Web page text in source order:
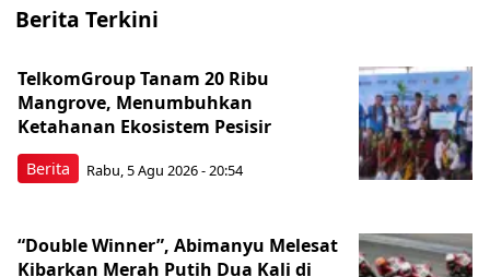
Berita Terkini
Berita
TelkomGroup Tanam 20 Ribu
Mangrove, Menumbuhkan
Ketahanan Ekosistem Pesisir
Rabu, 5 Agu 2026 - 20:54
“Double Winner”, Abimanyu Melesat
Kibarkan Merah Putih Dua Kali di